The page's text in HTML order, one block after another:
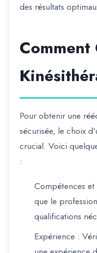
des résultats
Pour obtenir une
sécurisée, le choix
crucial. Voici
:
Compétences
que le
qualifications
Expérience :